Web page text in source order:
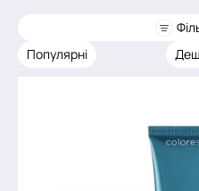
Популярні